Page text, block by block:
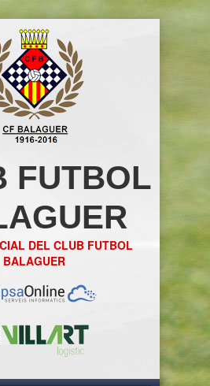
FUTBOL
DEL CLUB FUTBOL
BALAGUER